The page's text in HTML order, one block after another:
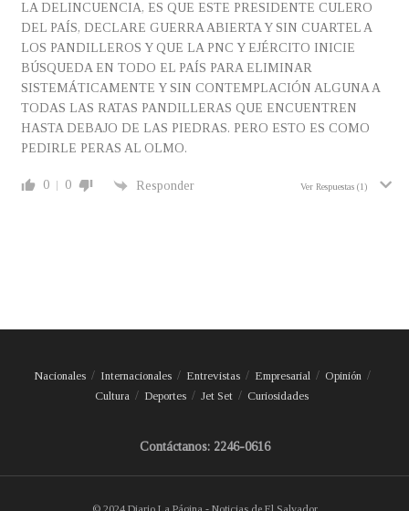
LA DELINCUENCIA, ES QUE ESTE PRESIDENTE CULERO
DEL PAÍS, DECLARE GUERRA ABIERTA Y SIN CUARTEL A
LOS PANDILLEROS Y QUE LA PNC Y EJÉRCITO INICIE
BÚSQUEDA EN TODO EL PAÍS PARA ELIMINAR
SISTEMÁTICAMENTE Y SIN CONTEMPLACIÓN ALGUNA A
TODAS LAS RATAS PANDILLERAS QUE ENCUENTREN
HASTA DEBAJO DE LAS PIEDRAS. PERO ESTO ES COMO
PEDIRLE PERAS AL OLMO.
0 0 Responder Ver Respuestas (1)
Nacionales Internacionales Entrevistas Empresarial
Opinión
Cultura
Deportes Jet Set Curiosidades
Contáctanos: 2246-0616